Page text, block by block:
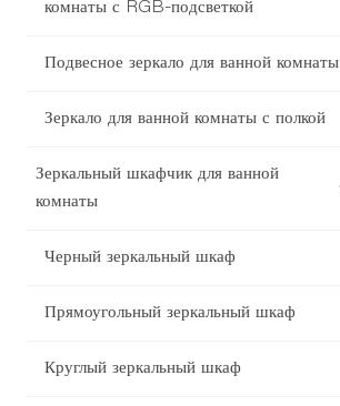
комнаты с RGB-подсветкой
Подвесное зеркало для ванной комнаты
Зеркало для ванной комнаты с полкой
Зеркальный шкафчик для ванной
комнаты
Черный зеркальный шкаф
Прямоугольный зеркальный шкаф
Круглый зеркальный шкаф